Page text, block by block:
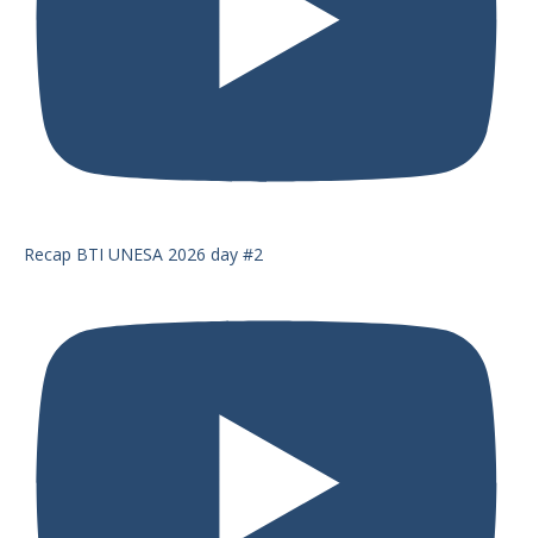
Recap BTI UNESA 2026 day #2